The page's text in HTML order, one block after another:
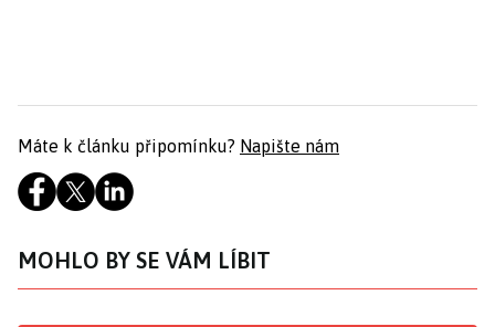
Máte k článku připomínku? Napište nám
MOHLO BY SE VÁM LÍBIT